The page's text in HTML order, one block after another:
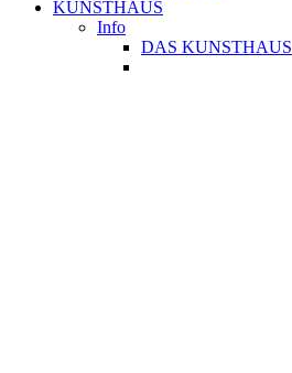
KUNSTHAUS
Info
DAS KUNSTHAUS